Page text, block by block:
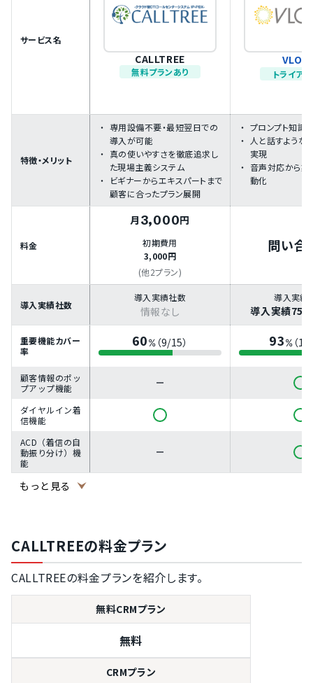
サービス名
CALLTREE
無料プランあり トライア
特徴・メリット
専用設備不要・最短翌日での
導入が可能
真の使いやすさを徹底追求し
た現場主義システム
ビギナーからエキスパートまで
顧客に合ったプラン展開
プロンプト知識
人と話すような
実現
音声対応から業
動化
料金
月 3,000円
初期費用
3,000円
(他2プラン)
問い合
導入実績社数
導入実績社数
情報なし
導入実績
導入実績750
重要機能カバー
率
60% （9/15） 93% （
顧客情報のポッ
プアップ機能
ダイヤルイン着
信機能
ACD（着信の自
動振り分け）機
能
通話の自動録音
キュー（待ち
呼）機能
休日・祝日のカ
レンダー設定
能
化機能
もっと見る
CALLTREEの料金プラン
CALLTREEの料金プランを紹介します。
無料CRMプラン
無料
CRMプラン